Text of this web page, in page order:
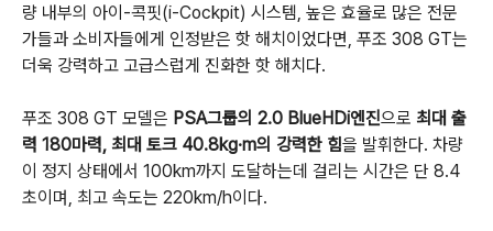
량 내부의 아이 -콕핏(i-Cockpit) 시스템, 높은 효율로 많은 전문
가들과 소비자들에게 인정받은 핫 해치이었다면, 푸조 308 GT는
더욱 강력하고 고급스럽게 진화한 핫 해치다.
푸조 308 GT 모델은 PSA그룹의 2.0 BlueHDi엔진으로 최대 출
력 180마력, 최대 토크 40.8kg·m의 강력한 힘을 발휘한다. 차량
이 정지 상태에서 100km까지 도달하는데 걸리는 시간은 단 8.4
초이며, 최고 속도는 220km/h이다.